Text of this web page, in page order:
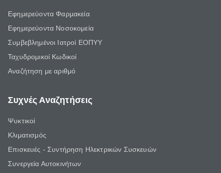
Εφημερεύοντα Φαρμακεία
Εφημερεύοντα Νοσοκομεία
Συμβεβλημένοι Ιατροί ΕΟΠΥΥ
Ταχυδρομικοί Κωδικοί
Αναζήτηση με αριθμό
Συχνές Αναζητήσεις
Ψυκτικοί
Κλιματισμός
Επισκευές - Συντήρηση Ηλεκτρικών Συσκευών
Συνεργεία Αυτοκινήτων